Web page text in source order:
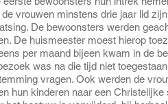
vrouwen minstens drie jaar lid
De bewoonsters werden
De huismeester moest hierop
per maand bijeen kwam in de
was na die tijd niet
vragen. Ook werden de
hun kinderen naar een Christelijke